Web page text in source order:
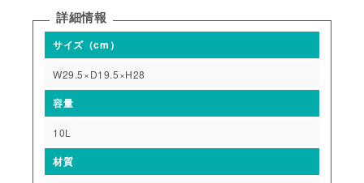
詳細情報
サイズ（cm）
W29.5×D19.5×H28
容量
10L
材質